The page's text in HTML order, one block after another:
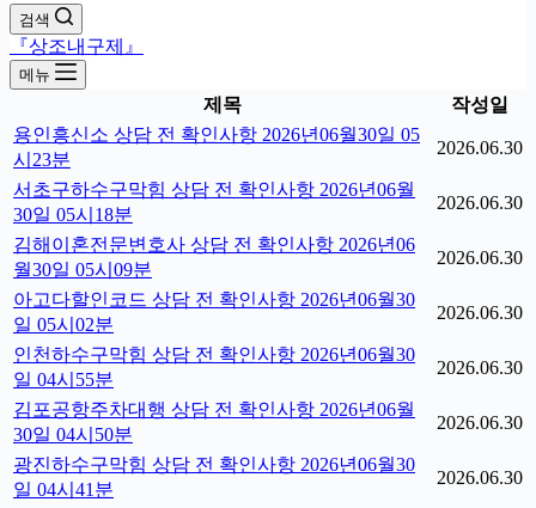
검색
『상조내구제』
메뉴
제목
작성일
용인흥신소 상담 전 확인사항 2026년06월30일 05
시23분
2026.06.30
서초구하수구막힘 상담 전 확인사항 2026년06월
30일 05시18분
2026.06.30
김해이혼전문변호사 상담 전 확인사항 2026년06
월30일 05시09분
2026.06.30
아고다할인코드 상담 전 확인사항 2026년06월30
일 05시02분
2026.06.30
인천하수구막힘 상담 전 확인사항 2026년06월30
일 04시55분
2026.06.30
김포공항주차대행 상담 전 확인사항 2026년06월
30일 04시50분
2026.06.30
광진하수구막힘 상담 전 확인사항 2026년06월30
일 04시41분
2026.06.30